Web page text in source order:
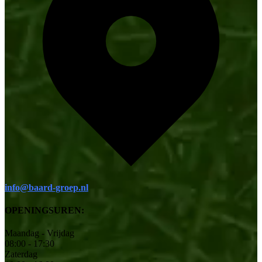
info@baard-groep.nl
OPENINGSUREN:
Maandag - Vrijdag
08:00 - 17:30
Zaterdag